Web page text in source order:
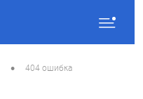
• 404 ошибка